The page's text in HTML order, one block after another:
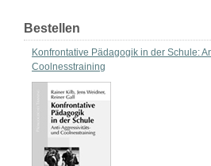
Bestellen
Konfrontative Pädagogik in der Schule:
Coolnesstraining